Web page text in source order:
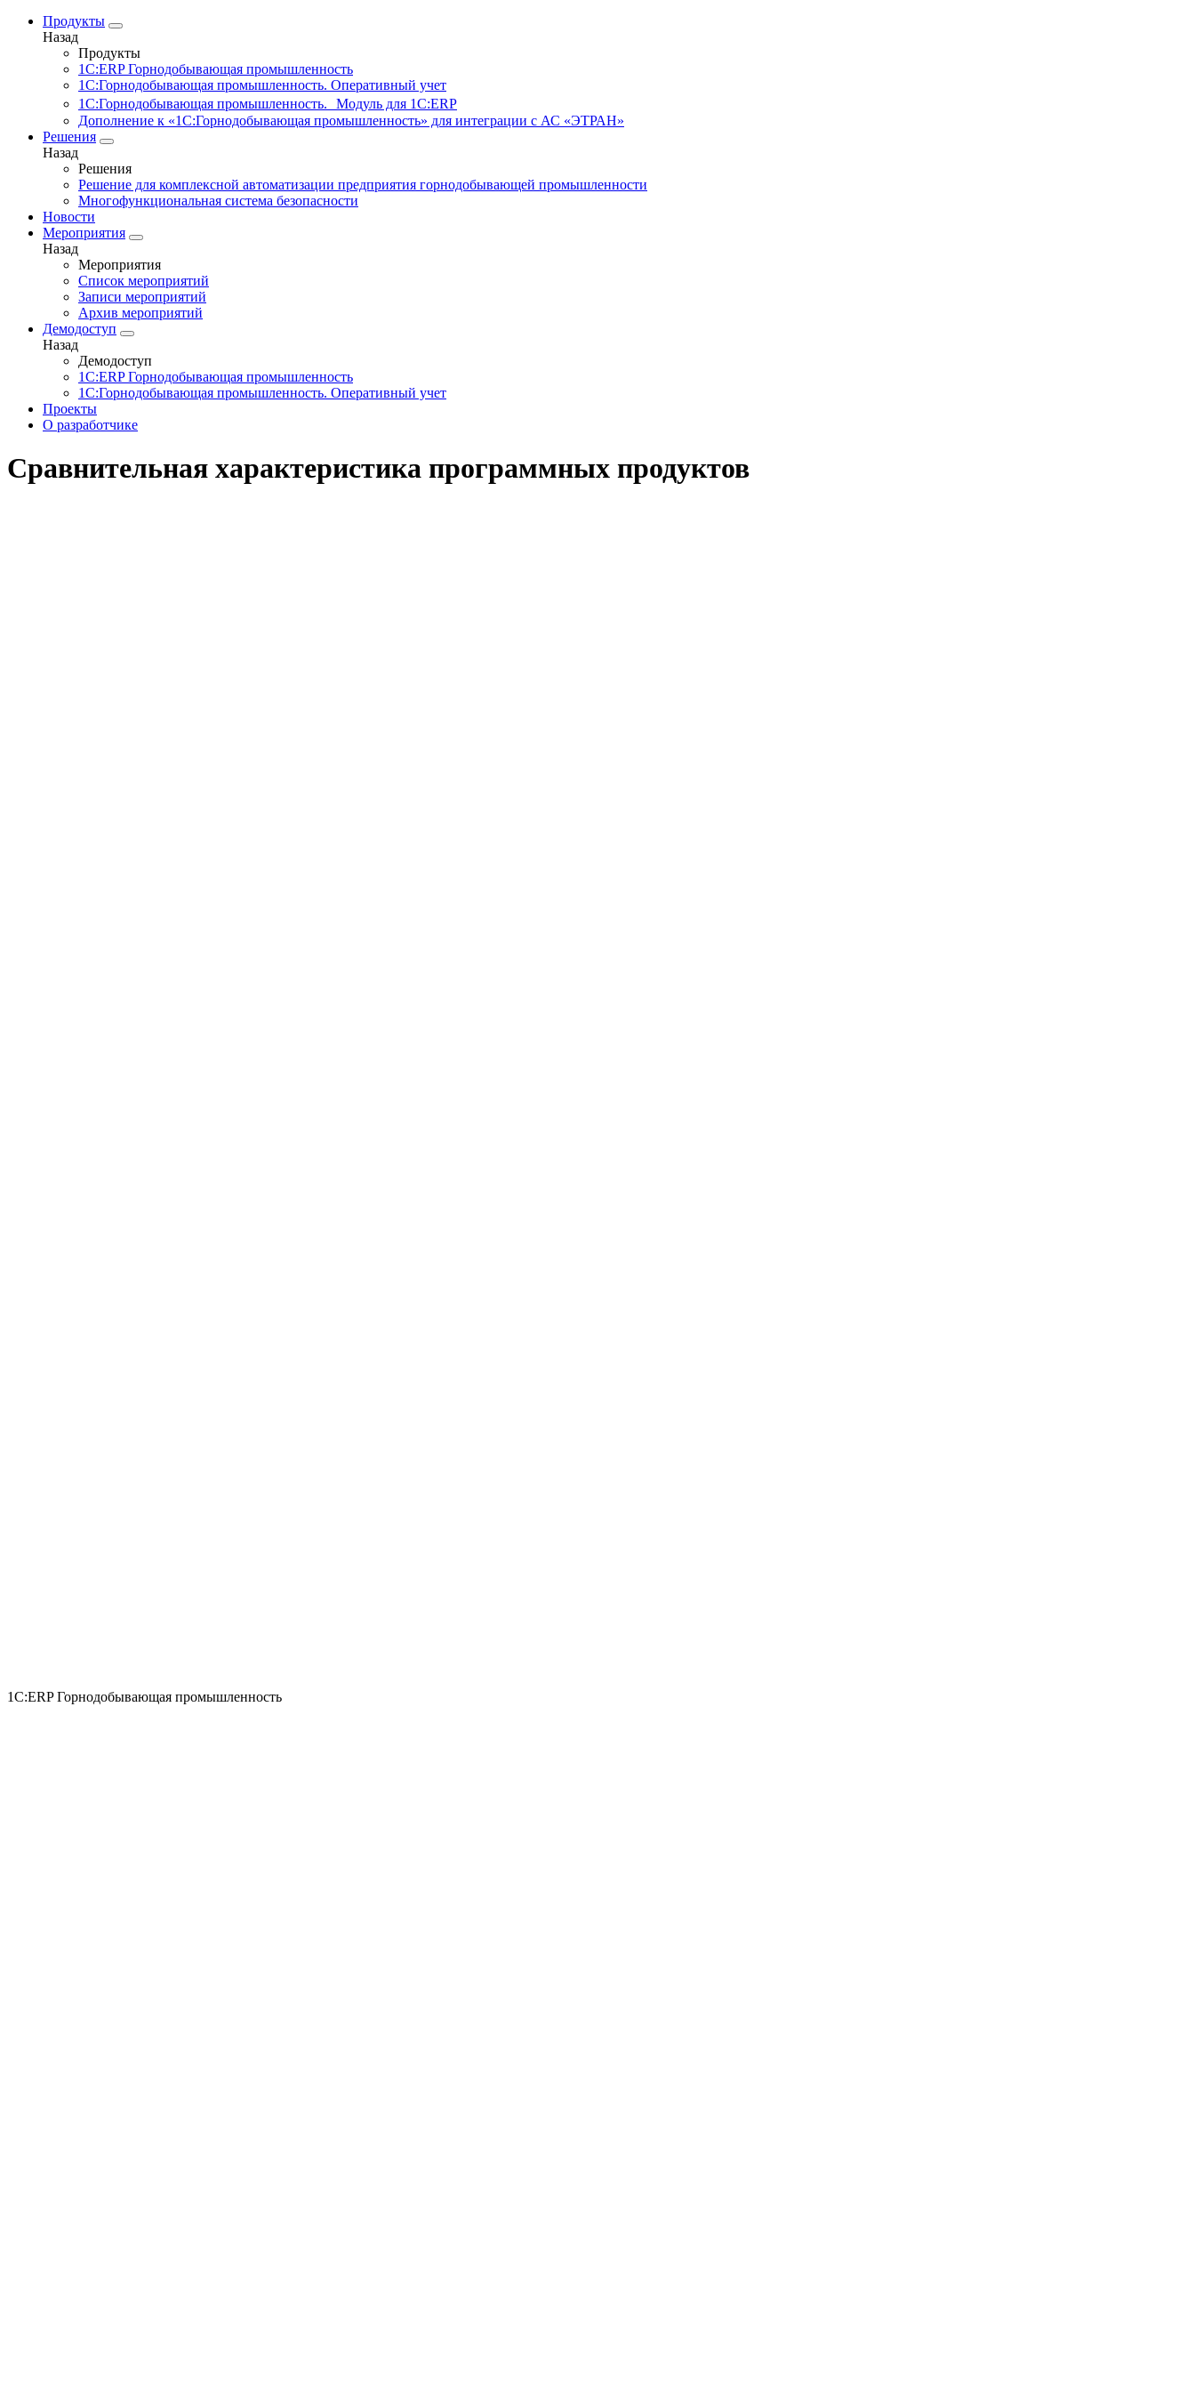
Продукты
Назад
Продукты
1С:ERP Горнодобывающая промышленность
1С:Горнодобывающая промышленность. Оперативный учет
1С:Горнодобывающая промышленность. Модуль для 1С:ERP
Дополнение к «1С:Горнодобывающая промышленность» для интеграции с АС «ЭТРАН»
Решения
Назад
Решения
Решение для комплексной автоматизации предприятия горнодобывающей промышленности
Многофункциональная система безопасности
Новости
Мероприятия
Назад
Мероприятия
Список мероприятий
Записи мероприятий
Архив мероприятий
Демодоступ
Назад
Демодоступ
1С:ERP Горнодобывающая промышленность
1С:Горнодобывающая промышленность. Оперативный учет
Проекты
О разработчике
Сравнительная характеристика программных продуктов
1С:ERP Горнодобывающая промышленность